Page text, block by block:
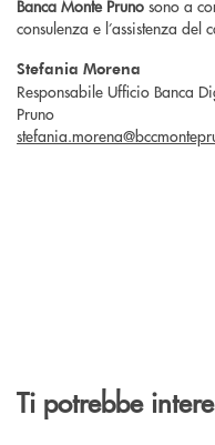
Banca Monte Pruno sono a
consulenza e l’assistenza del
Stefania Morena
Responsabile Ufficio Banca
Pruno
Ti potrebbe